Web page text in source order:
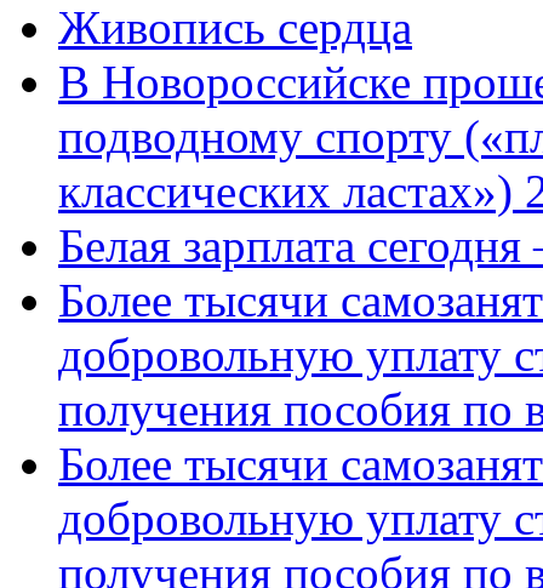
Живопись сердца
В Новороссийске
подводному спорту
классических ластах»)
Белая зарплата
Более тысячи
добровольную уплату
получения пособия по
Более тысячи
добровольную уплату
получения пособия по